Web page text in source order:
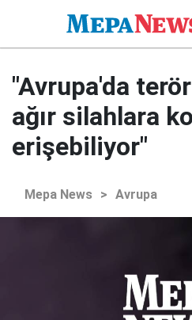
"Avrupa'da
ağır silahlara
erişebiliyor"
Mepa News > Avrupa